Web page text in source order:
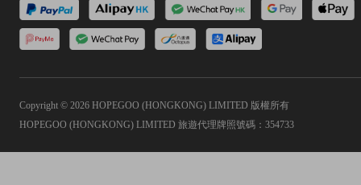
Copyright © 2026 HOPEGOO (HONGKONG) LIMITED 版權所有
HOPEGOO (HONGKONG) LIMITED 旅遊代理牌照號碼：354733